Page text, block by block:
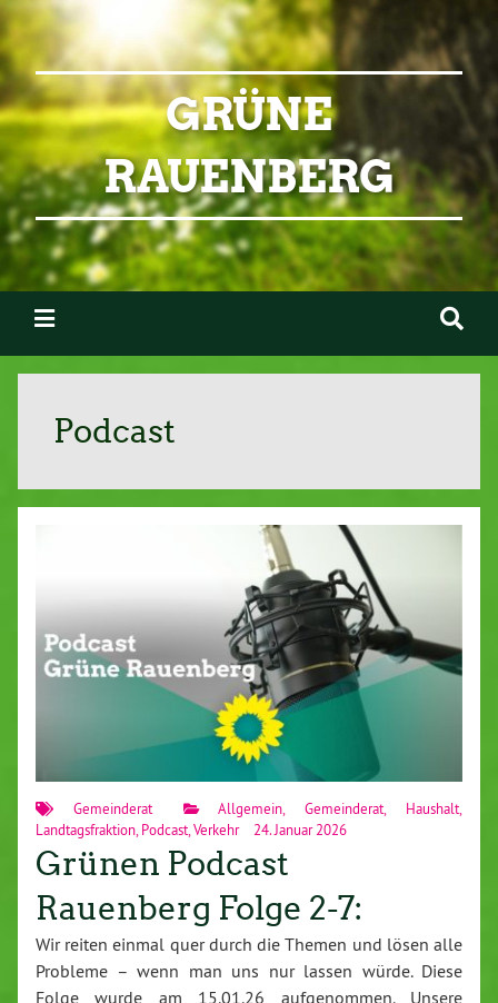
GRÜNE
RAUENBERG
Podcast
Gemeinderat Allgemein ,Gemeinderat Haushalt
Landtagsfraktion Podcast Verkehr 24. Januar 2026
Grünen Podcast
Rauenberg Folge 2-7:
Wir reiten einmal quer durch die Themen und lösen alle
Probleme – wenn man uns nur lassen würde. Diese
Folge wurde am 15.01.26 aufgenommen. Unsere